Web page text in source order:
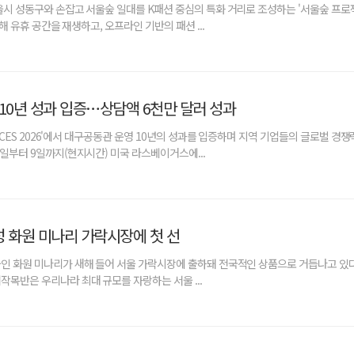
성동구와 손잡고 서울숲 일대를 K패션 중심의 특화 거리로 조성하는 '서울숲 프로
유휴 공간을 재생하고, 오프라인 기반의 패션 ...
년 성과 입증…상담액 6천만 달러 성과
2026'에서 대구공동관 운영 10년의 성과를 입증하며 지역 기업들의 글로벌 경쟁
부터 9일까지(현지시간) 미국 라스베이거스에...
원 미나리 가락시장에 첫 선
화원 미나리가 새해 들어 서울 가락시장에 출하돼 전국적인 상품으로 거듭나고 있
목반은 우리나라 최대 규모를 자랑하는 서울 ...